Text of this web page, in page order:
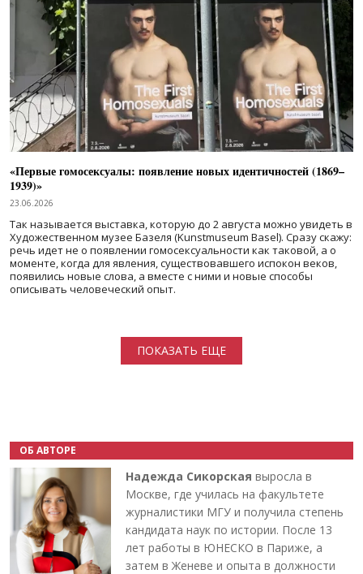
«Первые гомосексуалы: появление новых идентичностей (1869–
1939)»
23.06.2026
Так называется выставка, которую до 2 августа можно увидеть в
Художественном музее Базеля (Kunstmuseum Basel). Сразу скажу:
речь идет не о появлении гомосексуальности как таковой, а о
моменте, когда для явления, существовавшего испокон веков,
появились новые слова, а вместе с ними и новые способы
описывать человеческий опыт.
ПОКАЗАТЬ ЕЩЕ
ОБ АВТОРЕ
Надежда Сикорская выросла в
Москве, где училась на факультете
журналистики МГУ и получила степень
кандидата наук по истории. После 13
лет работы в ЮНЕСКО в Париже, а
затем в Женеве и опыта в должности